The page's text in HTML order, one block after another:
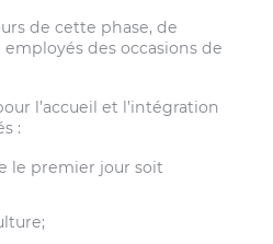
de cette phase, de
des occasions de
l’accueil et l’intégration
:
le premier jour soit